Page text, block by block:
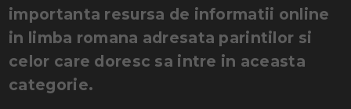
importanta resursa de informatii online
in limba romana adresata parintilor si
celor care doresc sa intre in aceasta
categorie.